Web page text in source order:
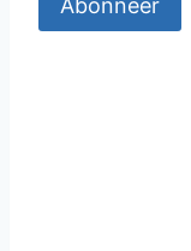
Abonneer